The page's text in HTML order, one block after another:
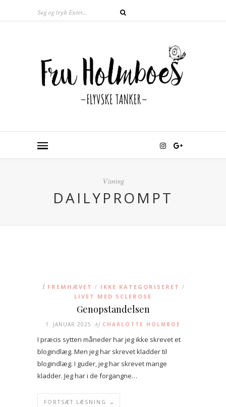
Visning
DAILYPROMPT
I FREMHÆVET / IKKE KATEGORISERET /
LIVET MED SCLEROSE
Genopstandelsen
1. JANUAR 2025 Af CHARLOTTE HOLMBOE
I præcis sytten måneder har jeg ikke skrevet et
blogindlæg. Men jeg har skrevet kladder til
blogindlæg. I guder, jeg har skrevet mange
kladder. Jeg har i de forgangne…
FORTSÆT LÆSNING →